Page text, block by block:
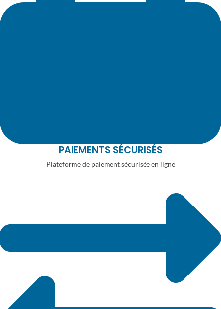
PAIEMENTS SÉCURISÉS
Plateforme de paiement sécurisée en ligne